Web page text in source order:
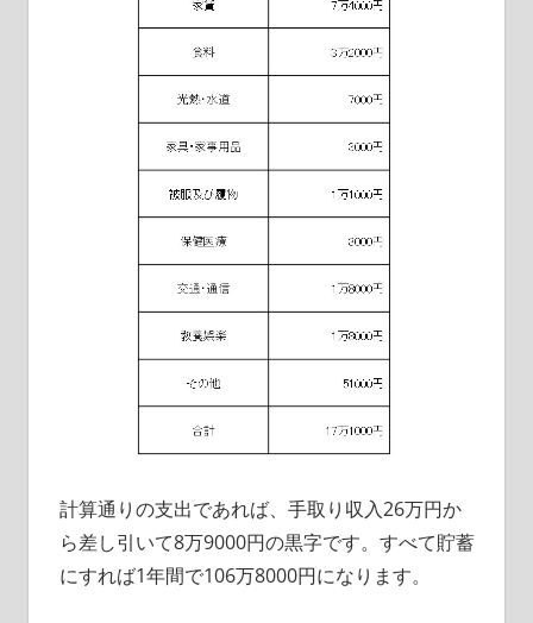
計算通りの支出であれば、手取り収入26万円か
ら差し引いて8万9000円の黒字です。すべて貯蓄
にすれば1年間で106万8000円になります。